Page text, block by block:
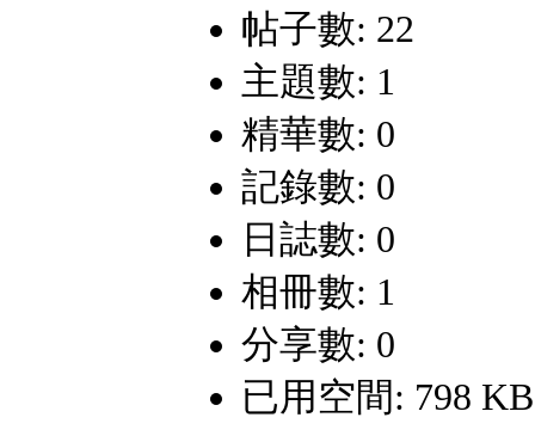
帖子數: 22
主題數: 1
精華數: 0
記錄數: 0
日誌數: 0
相冊數: 1
分享數: 0
已用空間: 798 KB